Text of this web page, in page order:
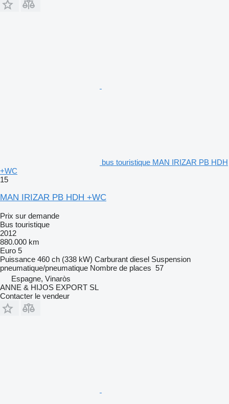
bus touristique MAN IRIZAR PB HDH
+WC
15
MAN IRIZAR PB HDH +WC
Prix sur demande
Bus touristique
2012
880.000 km
Euro 5
Puissance 460 ch (338 kW) Carburant diesel Suspension
pneumatique/pneumatique Nombre de places 57
Espagne, Vinaròs
ANNE & HIJOS EXPORT SL
Contacter le vendeur